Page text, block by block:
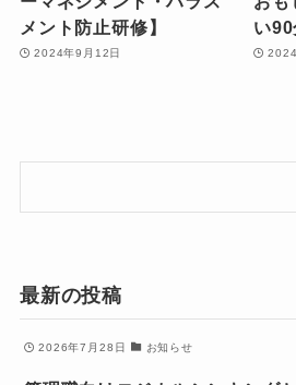
メント防止研修】
2024年9月12日
い90
索
最新の投稿
2026年7月28日 お知らせ